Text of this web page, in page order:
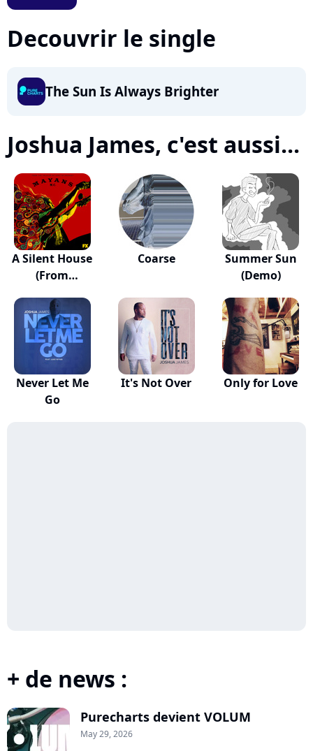
Decouvrir le single
The Sun Is Always Brighter
Joshua James, c'est aussi...
A Silent House
(From
Coarse
Summer Sun
(Demo)
Never Let Me
Go
It's Not Over Only for Love
+ de news :
Purecharts devient VOLUM
May 29, 2026